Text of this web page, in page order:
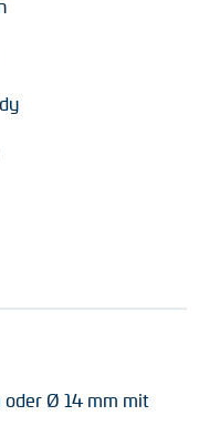
oder Ø 14 mm mit